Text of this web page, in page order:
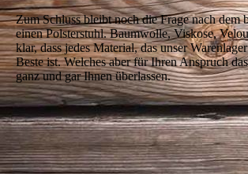
Zum Schluss bleibt noch die Frage nach dem
einen Polsterstuhl. Baumwolle, Viskose,
klar, dass jedes Material, das unser
Beste ist. Welches aber für Ihren Anspruch
ganz und gar Ihnen überlassen.